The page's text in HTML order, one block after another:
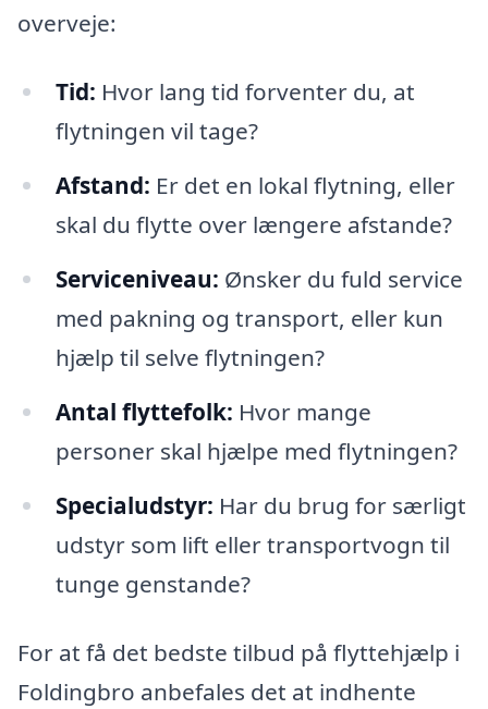
overveje:
Tid: Hvor lang tid forventer du, at
flytningen vil tage?
Afstand: Er det en lokal flytning, eller
skal du flytte over længere afstande?
Serviceniveau: Ønsker du fuld service
med pakning og transport, eller kun
hjælp til selve flytningen?
Antal flyttefolk: Hvor mange
personer skal hjælpe med flytningen?
Specialudstyr: Har du brug for særligt
udstyr som lift eller transportvogn til
tunge genstande?
For at få det bedste tilbud på flyttehjælp i
Foldingbro anbefales det at indhente